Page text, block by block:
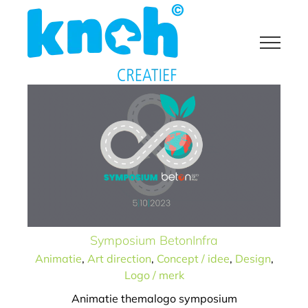
Symposium BetonInfra
Animatie Art direction Concept / idee
Symposium BetonInfra
Animatie, Art direction, Concept / idee, Design,
Logo / merk
Animatie themalogo symposium